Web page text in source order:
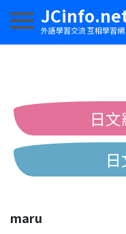
外語學習交流 互相學習網
切換導航
日
maru